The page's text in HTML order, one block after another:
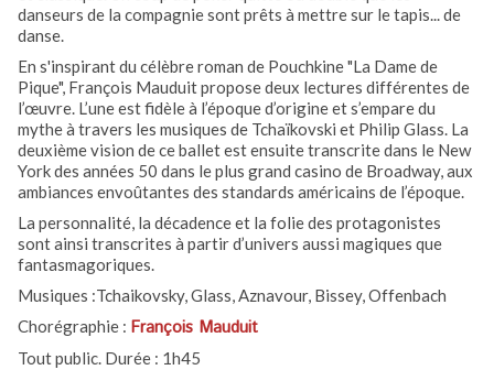
danseurs de la compagnie sont prêts à mettre sur le tapis... de
danse.
En s'inspirant du célèbre roman de Pouchkine "La Dame de
Pique", François Mauduit propose deux lectures différentes de
l’œuvre. L’une est fidèle à l’époque d’origine et s’empare du
mythe à travers les musiques de Tchaïkovski et Philip Glass. La
deuxième vision de ce ballet est ensuite transcrite dans le New
York des années 50 dans le plus grand casino de Broadway, aux
ambiances envoûtantes des standards américains de l’époque.
La personnalité, la décadence et la folie des protagonistes
sont ainsi transcrites à partir d’univers aussi magiques que
fantasmagoriques.
Musiques :Tchaikovsky, Glass, Aznavour, Bissey, Offenbach
Chorégraphie : François Mauduit
Tout public. Durée : 1h45